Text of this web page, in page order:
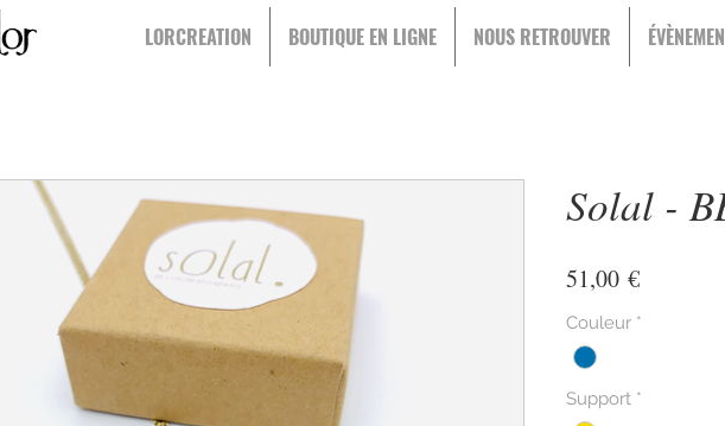
LORCREATION BOUTIQUE EN LIGNE NOUS RETROUVER
Solal -
51,00 €Prix
Couleur *
Support *